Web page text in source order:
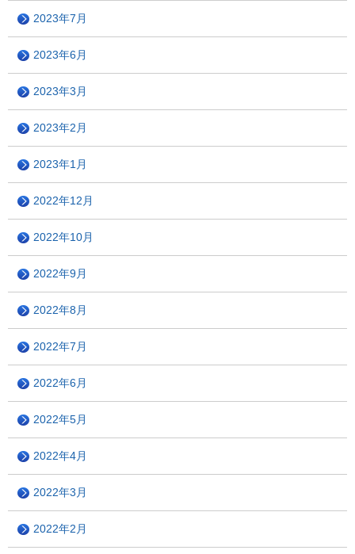
2023年7月
2023年6月
2023年3月
2023年2月
2023年1月
2022年12月
2022年10月
2022年9月
2022年8月
2022年7月
2022年6月
2022年5月
2022年4月
2022年3月
2022年2月